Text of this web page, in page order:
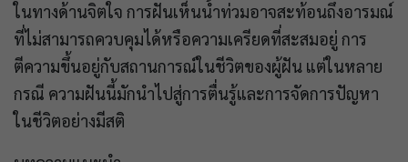
ในทางด้านจิตใจ การฝันเห็นน้ำท่วมอาจสะท้อนถึงอารมณ์
ที่ไม่สามารถควบคุมได้หรือความเครียดที่สะสมอยู่ การ
ตีความขึ้นอยู่กับสถานการณ์ในชีวิตของผู้ฝัน แต่ในหลาย
กรณี ความฝันนี้มักนำไปสู่การตื่นรู้และการจัดการปัญหา
ในชีวิตอย่างมีสติ